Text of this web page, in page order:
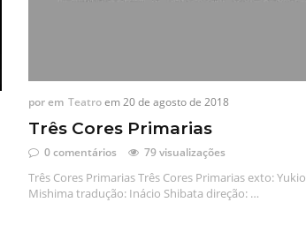
porem Teatroem20 de agosto de 2018
Três Cores Primarias
0 comentários 79 visualizações
Três Cores Primarias Três Cores Primarias exto: Yukio
Mishima tradução: Inácio Shibata direção: …